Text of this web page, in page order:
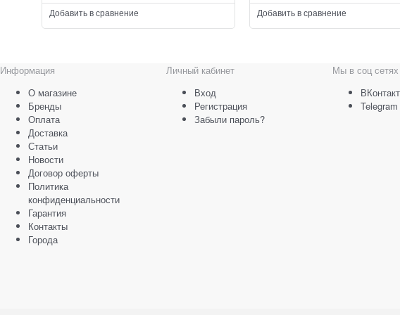
Добавить в сравнение Добавить в сравнение
Информация
О магазине
Бренды
Оплата
Доставка
Статьи
Новости
Договор оферты
Политика
конфиденциальности
Гарантия
Контакты
Города
Личный кабинет
Вход
Регистрация
Забыли пароль?
Мы в соц сетях
Telegram